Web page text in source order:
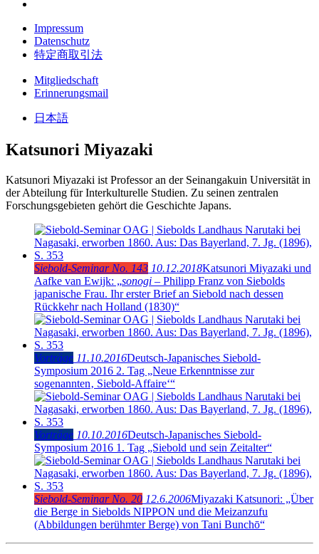
Impressum
Datenschutz
特定商取引法
Mitgliedschaft
Erinnerungsmail
日本語
Katsunori Miyazaki
Katsunori Miyazaki ist Professor an der Seinangakuin Universität in
der Abteilung für Interkulturelle Studien. Zu seinen zentralen
Forschungsgebieten gehört die Geschichte Japans.
Siebold-Seminar No. 143 10.12.2018Katsunori Miyazaki und
Aafke van Ewijk: „sonogi – Philipp Franz von Siebolds
japanische Frau. Ihr erster Brief an Siebold nach dessen
Rückkehr nach Holland (1830)“
Vorträge 11.10.2016Deutsch-Japanisches Siebold-
Symposium 2016 2. Tag „Neue Erkenntnisse zur
sogenannten‚ Siebold-Affaire‘“
Vorträge 10.10.2016Deutsch-Japanisches Siebold-
Symposium 2016 1. Tag „Siebold und sein Zeitalter“
Siebold-Seminar No. 20 12.6.2006Miyazaki Katsunori: „Über
die Berge in Siebolds NIPPON und die Meizanzufu
(Abbildungen berühmter Berge) von Tani Bunchō“